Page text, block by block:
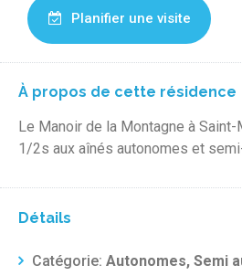
Planifier une visite
À propos de cette résidence
Le Manoir de la Montagne à
1/2s aux aînés autonomes et
Détails
Catégorie: Autonomes, Semi